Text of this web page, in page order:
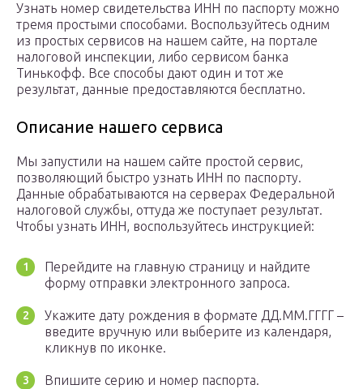
Узнать номер свидетельства ИНН по паспорту можно
тремя простыми способами. Воспользуйтесь одним
из простых сервисов на нашем сайте, на портале
налоговой инспекции, либо сервисом банка
Тинькофф. Все способы дают один и тот же
результат, данные предоставляются бесплатно.
Описание нашего сервиса
Мы запустили на нашем сайте простой сервис,
позволяющий быстро узнать ИНН по паспорту.
Данные обрабатываются на серверах Федеральной
налоговой службы, оттуда же поступает результат.
Чтобы узнать ИНН, воспользуйтесь инструкцией:
Перейдите на главную страницу и найдите
форму отправки электронного запроса.
Укажите дату рождения в формате ДД.ММ.ГГГГ –
введите вручную или выберите из календаря,
кликнув по иконке.
Впишите серию и номер паспорта.